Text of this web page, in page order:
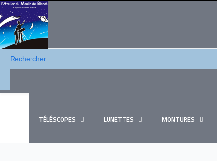
TÉLÉSCOPES LUNETTES MONTURES